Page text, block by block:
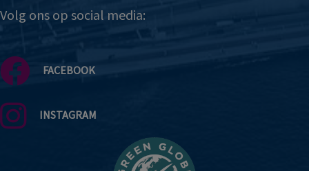
Volg ons op social media:
FACEBOOK
INSTAGRAM